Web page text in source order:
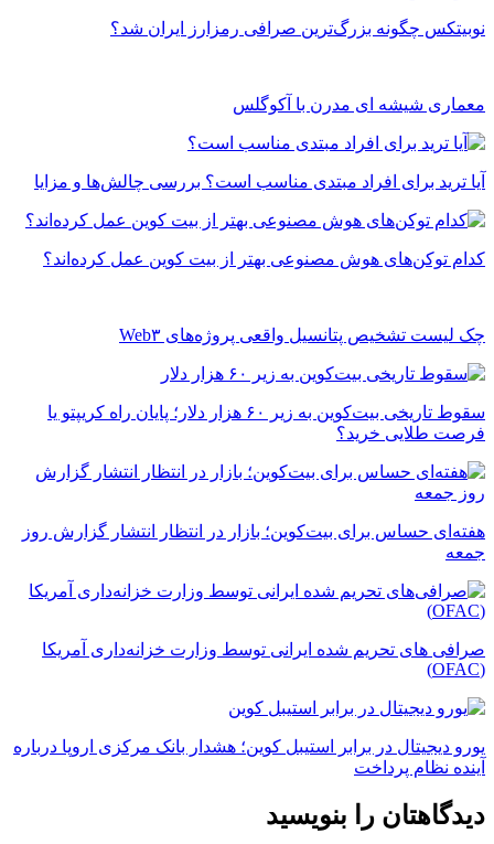
نوبیتکس چگونه بزرگ‌ترین صرافی رمزارز ایران شد؟
معماری شیشه ای مدرن با آکوگلس
آیا ترید برای افراد مبتدی مناسب است؟ بررسی چالش‌ها و مزایا
کدام توکن‌های هوش مصنوعی بهتر از بیت کوین عمل کرده‌اند؟
چک ‌لیست تشخیص پتانسیل واقعی پروژه‌های Web۳
سقوط تاریخی بیت‌کوین به زیر ۶۰ هزار دلار؛ پایان راه کریپتو یا
فرصت طلایی خرید؟
هفته‌ای حساس برای بیت‌کوین؛ بازار در انتظار انتشار گزارش روز
جمعه
صرافی های تحریم شده ایرانی توسط وزارت خزانه‌داری آمریکا
(OFAC)
یورو دیجیتال در برابر استیبل کوین؛ هشدار بانک مرکزی اروپا درباره
آینده نظام پرداخت
دیدگاهتان را بنویسید